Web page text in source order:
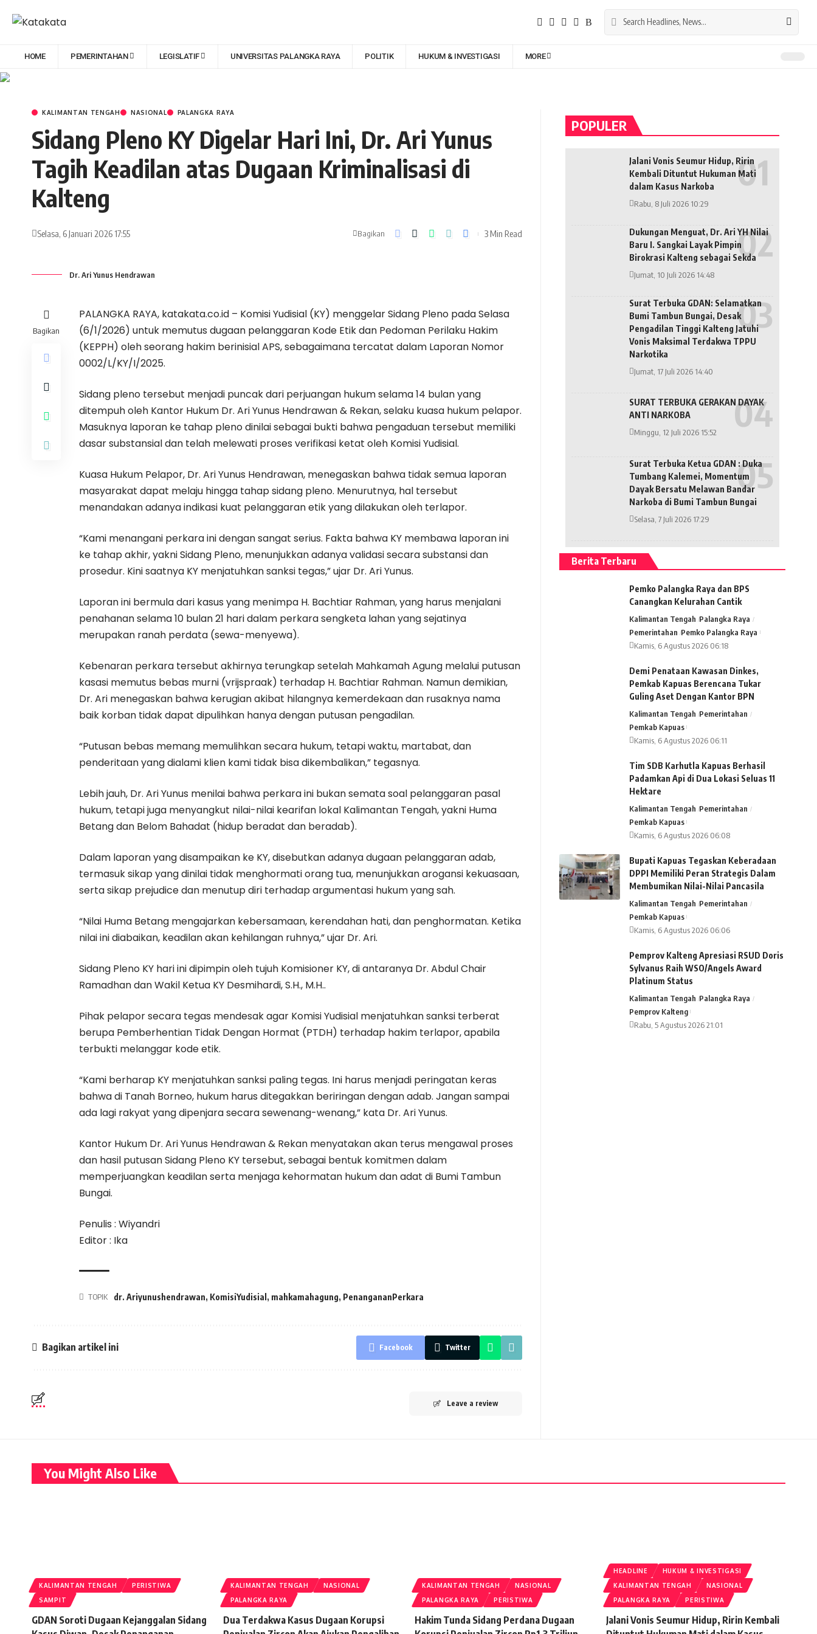
HOME PEMERINTAHAN LEGISLATIF UNIVERSITAS PALANGKA RAYA POLITIK HUKUM & INVESTIGASI MORE
KALIMANTAN TENGAH NASIONAL PALANGKA RAYA
Sidang Pleno KY Digelar Hari Ini, Dr. Ari Yunus
Tagih Keadilan atas Dugaan Kriminalisasi di
Kalteng
Selasa, 6 Januari 2026 17:55 Bagikan 3 Min Read
Dr. Ari Yunus Hendrawan
Bagikan
PALANGKA RAYA, katakata.co.id – Komisi Yudisial (KY) menggelar Sidang Pleno pada Selasa
(6/1/2026) untuk memutus dugaan pelanggaran Kode Etik dan Pedoman Perilaku Hakim
(KEPPH) oleh seorang hakim berinisial APS, sebagaimana tercatat dalam Laporan Nomor
0002/L/KY/I/2025.
Sidang pleno tersebut menjadi puncak dari perjuangan hukum selama 14 bulan yang
ditempuh oleh Kantor Hukum Dr. Ari Yunus Hendrawan & Rekan, selaku kuasa hukum pelapor.
Masuknya laporan ke tahap pleno dinilai sebagai bukti bahwa pengaduan tersebut memiliki
dasar substansial dan telah melewati proses verifikasi ketat oleh Komisi Yudisial.
Kuasa Hukum Pelapor, Dr. Ari Yunus Hendrawan, menegaskan bahwa tidak semua laporan
masyarakat dapat melaju hingga tahap sidang pleno. Menurutnya, hal tersebut
menandakan adanya indikasi kuat pelanggaran etik yang dilakukan oleh terlapor.
“Kami menangani perkara ini dengan sangat serius. Fakta bahwa KY membawa laporan ini
ke tahap akhir, yakni Sidang Pleno, menunjukkan adanya validasi secara substansi dan
prosedur. Kini saatnya KY menjatuhkan sanksi tegas,” ujar Dr. Ari Yunus.
Laporan ini bermula dari kasus yang menimpa H. Bachtiar Rahman, yang harus menjalani
penahanan selama 10 bulan 21 hari dalam perkara sengketa lahan yang sejatinya
merupakan ranah perdata (sewa-menyewa).
Kebenaran perkara tersebut akhirnya terungkap setelah Mahkamah Agung melalui putusan
kasasi memutus bebas murni (vrijspraak) terhadap H. Bachtiar Rahman. Namun demikian,
Dr. Ari menegaskan bahwa kerugian akibat hilangnya kemerdekaan dan rusaknya nama
baik korban tidak dapat dipulihkan hanya dengan putusan pengadilan.
“Putusan bebas memang memulihkan secara hukum, tetapi waktu, martabat, dan
penderitaan yang dialami klien kami tidak bisa dikembalikan,” tegasnya.
Lebih jauh, Dr. Ari Yunus menilai bahwa perkara ini bukan semata soal pelanggaran pasal
hukum, tetapi juga menyangkut nilai-nilai kearifan lokal Kalimantan Tengah, yakni Huma
Betang dan Belom Bahadat (hidup beradat dan beradab).
Dalam laporan yang disampaikan ke KY, disebutkan adanya dugaan pelanggaran adab,
termasuk sikap yang dinilai tidak menghormati orang tua, menunjukkan arogansi kekuasaan,
serta sikap prejudice dan menutup diri terhadap argumentasi hukum yang sah.
“Nilai Huma Betang mengajarkan kebersamaan, kerendahan hati, dan penghormatan. Ketika
nilai ini diabaikan, keadilan akan kehilangan ruhnya,” ujar Dr. Ari.
Sidang Pleno KY hari ini dipimpin oleh tujuh Komisioner KY, di antaranya Dr. Abdul Chair
Ramadhan dan Wakil Ketua KY Desmihardi, S.H., M.H..
Pihak pelapor secara tegas mendesak agar Komisi Yudisial menjatuhkan sanksi terberat
berupa Pemberhentian Tidak Dengan Hormat (PTDH) terhadap hakim terlapor, apabila
terbukti melanggar kode etik.
“Kami berharap KY menjatuhkan sanksi paling tegas. Ini harus menjadi peringatan keras
bahwa di Tanah Borneo, hukum harus ditegakkan beriringan dengan adab. Jangan sampai
ada lagi rakyat yang dipenjara secara sewenang-wenang,” kata Dr. Ari Yunus.
Kantor Hukum Dr. Ari Yunus Hendrawan & Rekan menyatakan akan terus mengawal proses
dan hasil putusan Sidang Pleno KY tersebut, sebagai bentuk komitmen dalam
memperjuangkan keadilan serta menjaga kehormatan hukum dan adat di Bumi Tambun
Bungai.
Penulis : Wiyandri
Editor : Ika
TOPIK dr. Ariyunushendrawan, KomisiYudisial , mahkamahagung, PenangananPerkara
Bagikan artikel ini Facebook Twitter
Leave a review
POPULER
Jalani Vonis Seumur Hidup, Ririn
Kembali Dituntut Hukuman Mati
dalam Kasus Narkoba
Rabu, 8 Juli 2026 10:29
Dukungan Menguat, Dr. Ari YH Nilai
Baru I. Sangkai Layak Pimpin
Birokrasi Kalteng sebagai Sekda
Jumat, 10 Juli 2026 14:48
Surat Terbuka GDAN: Selamatkan
Bumi Tambun Bungai, Desak
Pengadilan Tinggi Kalteng Jatuhi
Vonis Maksimal Terdakwa TPPU
Narkotika
Jumat, 17 Juli 2026 14:40
SURAT TERBUKA GERAKAN DAYAK
ANTI NARKOBA
Minggu, 12 Juli 2026 15:52
Surat Terbuka Ketua GDAN : Duka
Tumbang Kalemei, Momentum
Dayak Bersatu Melawan Bandar
Narkoba di Bumi Tambun Bungai
Selasa, 7 Juli 2026 17:29
Berita Terbaru
Pemko Palangka Raya dan BPS
Canangkan Kelurahan Cantik
Kalimantan Tengah Palangka Raya
Pemerintahan Pemko Palangka Raya
Kamis, 6 Agustus 2026 06:18
Demi Penataan Kawasan Dinkes,
Pemkab Kapuas Berencana Tukar
Guling Aset Dengan Kantor BPN
Kalimantan Tengah Pemerintahan
Pemkab Kapuas
Kamis, 6 Agustus 2026 06:11
Tim SDB Karhutla Kapuas Berhasil
Padamkan Api di Dua Lokasi Seluas 11
Hektare
Kalimantan Tengah Pemerintahan
Pemkab Kapuas
Kamis, 6 Agustus 2026 06:08
Bupati Kapuas Tegaskan Keberadaan
DPPI Memiliki Peran Strategis Dalam
Membumikan Nilai-Nilai Pancasila
Kalimantan Tengah Pemerintahan
Pemkab Kapuas
Kamis, 6 Agustus 2026 06:06
Pemprov Kalteng Apresiasi RSUD Doris
Sylvanus Raih WSO/Angels Award
Platinum Status
Kalimantan Tengah Palangka Raya
Pemprov Kalteng
Rabu, 5 Agustus 2026 21:01
You Might Also Like
KALIMANTAN TENGAH
PERISTIWA
SAMPIT
GDAN Soroti Dugaan Kejanggalan Sidang
KALIMANTAN TENGAH
NASIONAL
PALANGKA RAYA
Dua Terdakwa Kasus Dugaan Korupsi
KALIMANTAN TENGAH
NASIONAL
PALANGKA RAYA
PERISTIWA
Hakim Tunda Sidang Perdana Dugaan
HEADLINE
HUKUM & INVESTIGASI
KALIMANTAN TENGAH
NASIONAL
PALANGKA RAYA
PERISTIWA
Jalani Vonis Seumur Hidup, Ririn Kembali